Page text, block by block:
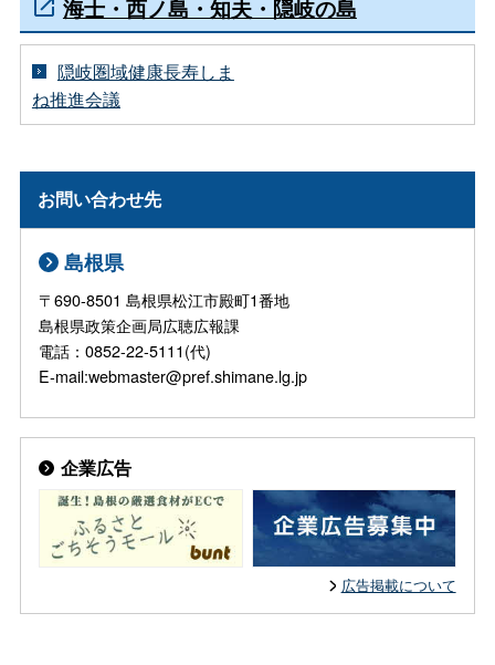
海士・西ノ島・知夫・隠岐の島
隠岐圏域健康長寿しま
ね推進会議
お問い合わせ先
島根県
〒690-8501 島根県松江市殿町1番地
島根県政策企画局広聴広報課
電話：0852-22-5111(代)
E-mail:webmaster@pref.shimane.lg.jp
企業広告
広告掲載について